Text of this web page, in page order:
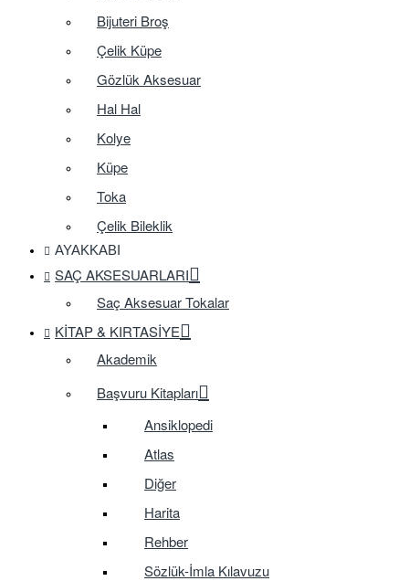
Bijuteri Broş
Çelik Küpe
Gözlük Aksesuar
Hal Hal
Kolye
Küpe
Toka
Çelik Bileklik
AYAKKABI
SAÇ AKSESUARLARI
Saç Aksesuar Tokalar
KITAP & KIRTASIYE
Akademik
Başvuru Kitapları
Ansiklopedi
Atlas
Diğer
Harita
Rehber
Sözlük-İmla Kılavuzu